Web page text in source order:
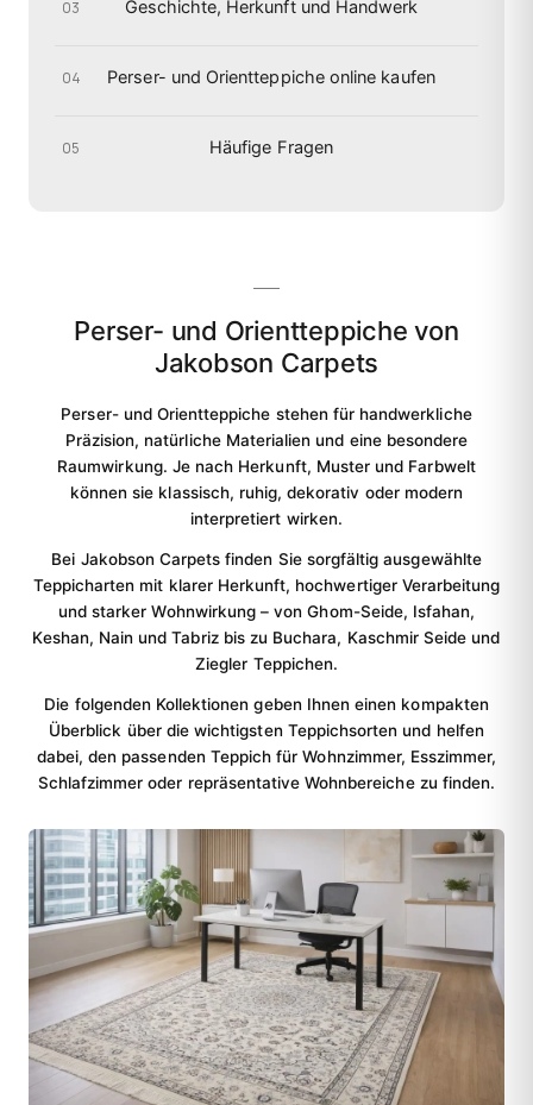
03 Geschichte, Herkunft und Handwerk
04 Perser- und Orientteppiche online kaufen
05 Häufige Fragen
Perser- und Orientteppiche von
Jakobson Carpets
Perser- und Orientteppiche stehen für handwerkliche
Präzision, natürliche Materialien und eine besondere
Raumwirkung. Je nach Herkunft, Muster und Farbwelt
können sie klassisch, ruhig, dekorativ oder modern
interpretiert wirken.
Bei Jakobson Carpets finden Sie sorgfältig ausgewählte
Teppicharten mit klarer Herkunft, hochwertiger Verarbeitung
und starker Wohnwirkung – von Ghom-Seide, Isfahan,
Keshan, Nain und Tabriz bis zu Buchara, Kaschmir Seide und
Ziegler Teppichen.
Die folgenden Kollektionen geben Ihnen einen kompakten
Überblick über die wichtigsten Teppichsorten und helfen
dabei, den passenden Teppich für Wohnzimmer, Esszimmer,
Schlafzimmer oder repräsentative Wohnbereiche zu finden.